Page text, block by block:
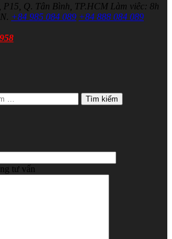
P15, Q. Tân Bình, TP.HCM Làm viêc: 8h
+84 985 084 089 +84 888 084 089
tư vấn